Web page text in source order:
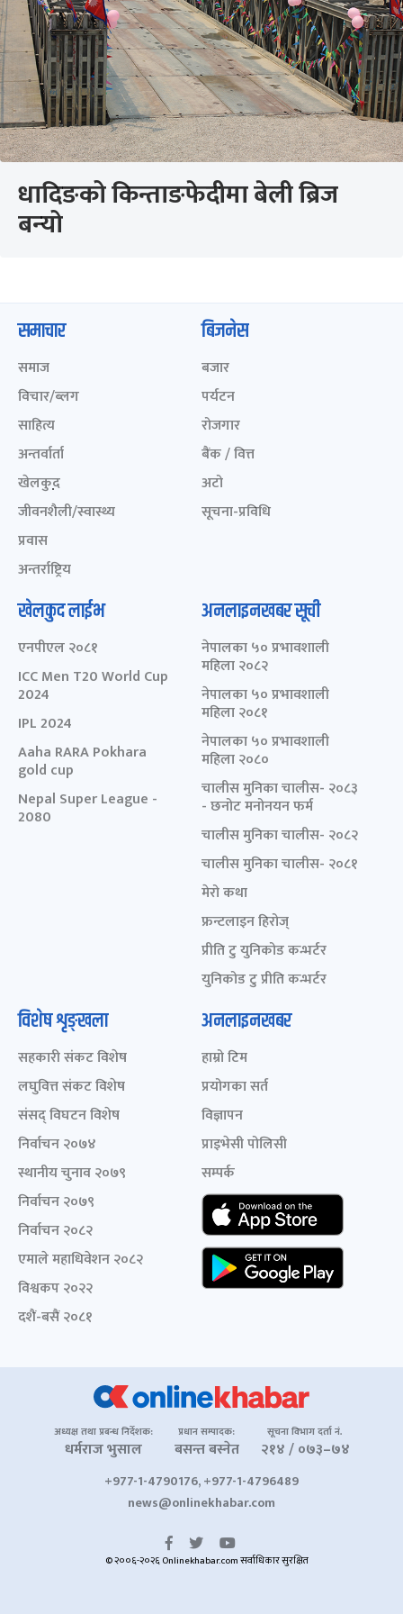
धादिङको किन्ताङफेदीमा बेली ब्रिज
बन्‍यो
समाचार
समाज
विचार/ब्लग
साहित्य
अन्तर्वार्ता
खेलकुद़़
जीवनशैली/स्वास्थ्य
प्रवास
अन्तर्राष्ट्रिय
बिजनेस
बजार
पर्यटन
रोजगार
बैंक / वित्त
अटो
सूचना-प्रविधि
खेलकुद लाईभ
एनपीएल २०८१
ICC Men T20 World Cup
2024
IPL 2024
Aaha RARA Pokhara
gold cup
Nepal Super League -
2080
अनलाइनखबर सूची
नेपालका ५० प्रभावशाली
महिला २०८२
नेपालका ५० प्रभावशाली
महिला २०८१
नेपालका ५० प्रभावशाली
महिला २०८०
चालीस मुनिका चालीस- २०८३
- छनोट मनोनयन फर्म
चालीस मुनिका चालीस- २०८२
चालीस मुनिका चालीस- २०८१
मेरो कथा
फ्रन्टलाइन हिरोज्
प्रीति टु युनिकोड कन्भर्टर
युनिकोड टु प्रीति कन्भर्टर
विशेष शृङ्खला
सहकारी संकट विशेष
लघुवित्त संकट विशेष
संसद् विघटन विशेष
निर्वाचन २०७४
स्थानीय चुनाव २०७९
निर्वाचन २०७९
निर्वाचन २०८२
एमाले महाधिवेशन २०८२
विश्वकप २०२२
दशैं-बसैं २०८१
अनलाइनखबर
हाम्रो टिम
प्रयोगका सर्त
विज्ञापन
प्राइभेसी पोलिसी
सम्पर्क
अध्यक्ष तथा प्रबन्ध निर्देशक:
धर्मराज भुसाल
प्रधान सम्पादक:
बसन्त बस्नेत
सूचना विभाग दर्ता नं.
२१४ / ०७३–७४
+977-1-4790176, +977-1-4796489
news@onlinekhabar.com
© २००६-२०२६ Onlinekhabar.com सर्वाधिकार सुरक्षित